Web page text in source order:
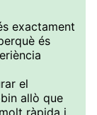
exactament
és
el
allò que
ràpida i